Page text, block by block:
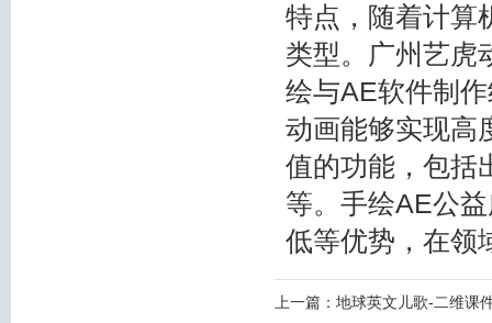
特点，随着计算
类型。广州艺虎
绘与AE软件制
动画能够实现高
值的功能，包括
等。手绘AE公
低等优势，在领
上一篇： 地球英文儿歌-二维课